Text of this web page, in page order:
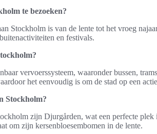
te bezoeken?
Stockholm is van de lente tot het vroeg
en festivals.
vervoerssysteem, waaronder bussen,
het eenvoudig is om de stad op een
Stockholm?
zijn Djurgården, wat een perfecte
om zijn kersenbloesembomen in de lente.